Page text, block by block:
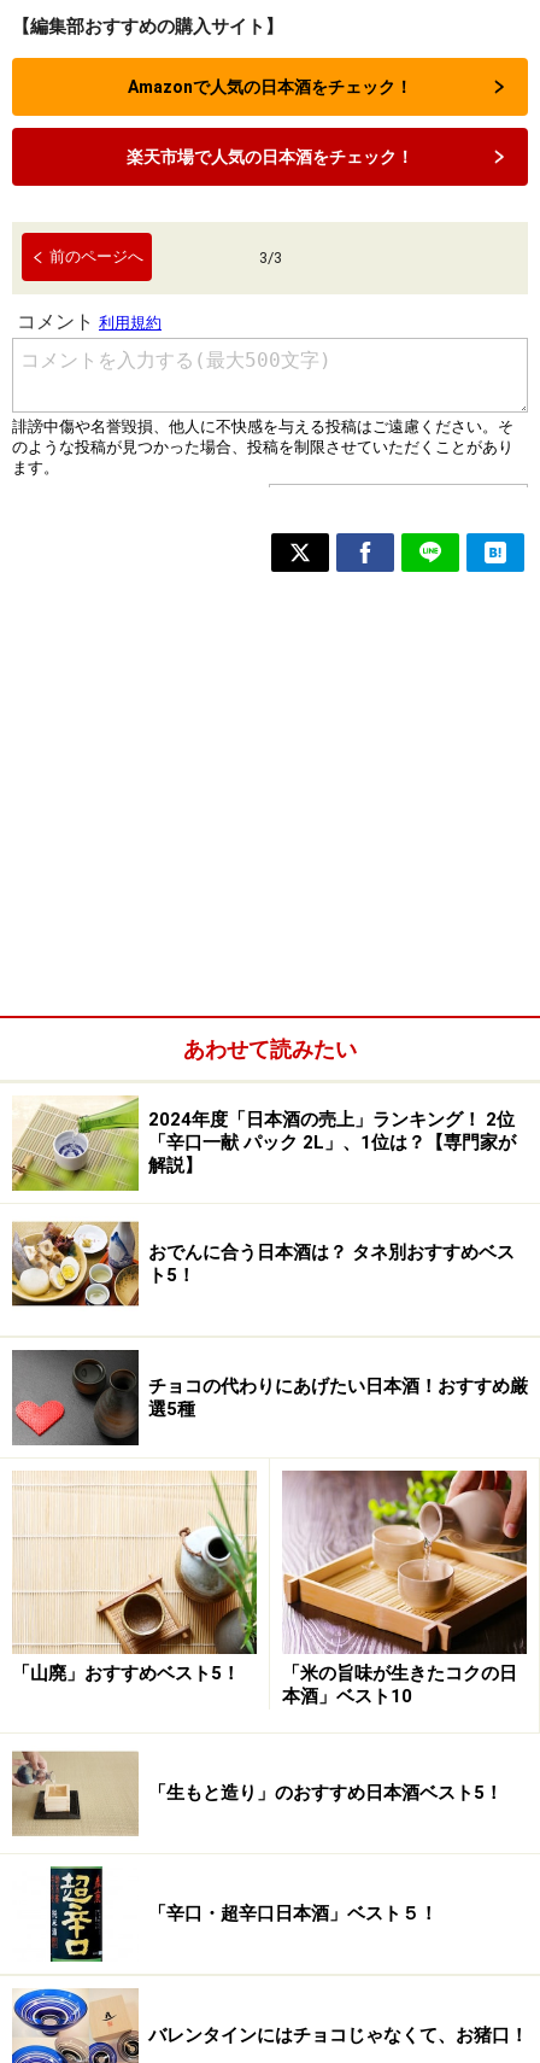
【編集部おすすめの購入サイト】
Amazonで人気の日本酒をチェック！
楽天市場で人気の日本酒をチェック！
前のページへ 3/3
あわせて読みたい
2024年度「日本酒の売上」ランキング！ 2位
「辛口一献 パック 2L」、1位は？【専門家が
解説】
おでんに合う日本酒は？ タネ別おすすめベス
ト5！
チョコの代わりにあげたい日本酒！おすすめ厳
選5種
「山廃」おすすめベスト5！
「米の旨味が生きたコクの日
本酒」ベスト10
「生もと造り」のおすすめ日本酒ベスト5！
「辛口・超辛口日本酒」ベスト５！
バレンタインにはチョコじゃなくて、お猪口！